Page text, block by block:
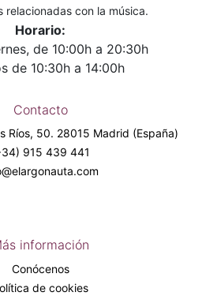
relacionadas con la música.
Horario:
de 10:00h a 20:30h
de 10:30h a 14:00h
Contacto
Ríos, 50. 28015 Madrid (España)
915 439 441
información
Conócenos
de cookies